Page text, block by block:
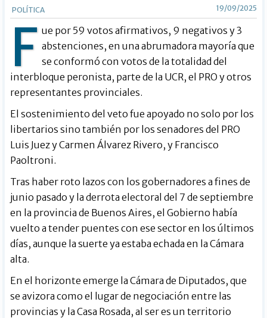
POLÍTICA 19/09/2025
F ue por 59 votos afirmativos, 9 negativos y 3
abstenciones, en una abrumadora mayoría que
se conformó con votos de la totalidad del
interbloque peronista, parte de la UCR, el PRO y otros
representantes provinciales.
El sostenimiento del veto fue apoyado no solo por los
libertarios sino también por los senadores del PRO
Luis Juez y Carmen Álvarez Rivero, y Francisco
Paoltroni.
Tras haber roto lazos con los gobernadores a fines de
junio pasado y la derrota electoral del 7 de septiembre
en la provincia de Buenos Aires, el Gobierno había
vuelto a tender puentes con ese sector en los últimos
días, aunque la suerte ya estaba echada en la Cámara
alta.
En el horizonte emerge la Cámara de Diputados, que
se avizora como el lugar de negociación entre las
provincias y la Casa Rosada, al ser es un territorio